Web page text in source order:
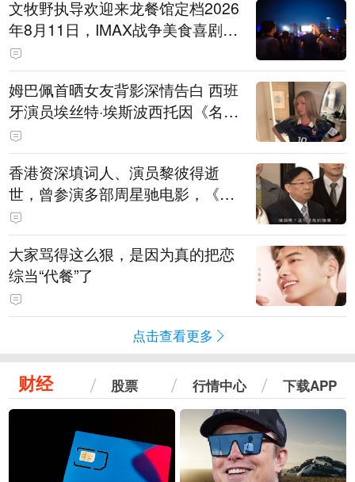
文牧野执导欢迎来龙餐馆定档2026
年8月11日，IMAX战争美食喜剧温
情上映
姆巴佩首晒女友背影深情告白 西班
牙演员埃丝特·埃斯波西托因《名校
风暴》走红
香港资深填词人、演员黎彼得逝
世，曾参演多部周星驰电影，《财
神到》由他填词
大家骂得这么狠，是因为真的把恋
综当“代餐”了
点击查看更多
财经 股票 行情中心 下载APP